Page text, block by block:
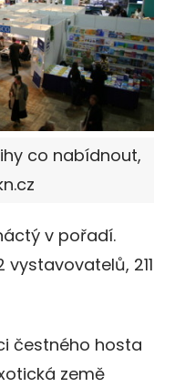
co nabídnout,
v pořadí.
211
čestného hosta
země